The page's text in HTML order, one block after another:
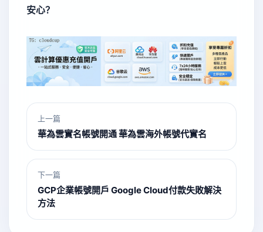
安心？
上一篇
華為雲實名帳號開通 華為雲海外帳號代實名
下一篇
GCP企業帳號開戶 Google Cloud付款失敗解決
方法